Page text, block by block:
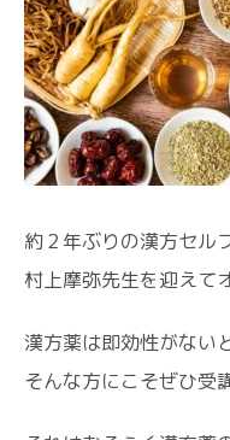
約２年ぶりの漢方セル
村上摩弥先生を迎えて
漢方薬は即効性がない
そんな方にこそぜひ受